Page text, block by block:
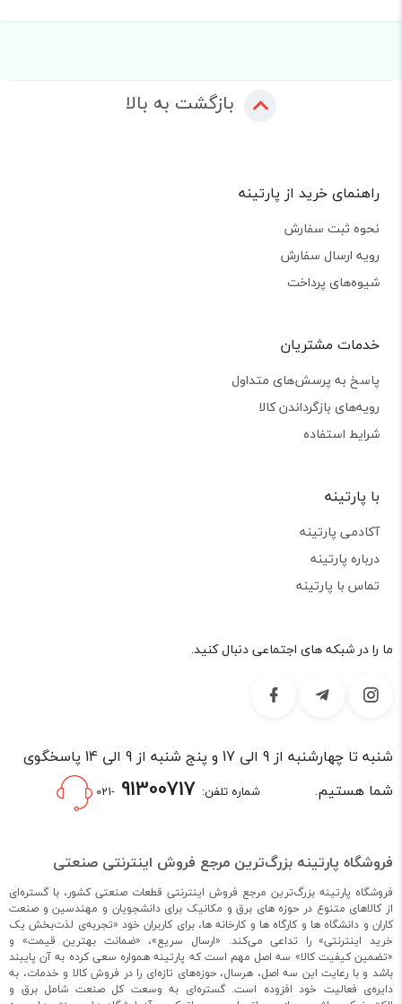
بازگشت به بالا
راهنمای خرید از پارتینه
نحوه ثبت سفارش
رویه ارسال سفارش
شیوه‌های پرداخت
خدمات مشتریان
پاسخ به پرسش‌های متداول
رویه‌های بازگرداندن کالا
شرایط استفاده
با پارتینه
آکادمی پارتینه
درباره پارتینه
تماس با پارتینه
ما را در شبکه های اجتماعی دنبال کنید.
شنبه تا چهارشنبه از 9 الی 17 و پنج شنبه از 9 الی 14 پاسخگوی
شما هستیم.
شماره تلفن: -021
فروشگاه پارتینه بزرگ‌ترین مرجع فروش اینترنتی صنعتی
فروشگاه پارتینه بزرگ‌ترین مرجع فروش اینترنتی قطعات صنعتی کشور، با گستره‌ای
از کالاهای متنوع در حوزه های برق و مکانیک برای دانشجویان و مهندسین و صنعت
کاران و دانشگاه ها و کارگاه ها و کارخانه ها، برای کاربران خود «تجربه‌ی لذت‌بخش یک
خرید اینترنتی» را تداعی می‌کند. «ارسال سریع»، «ضمانت بهترین قیمت» و
«تضمین کیفیت کالا» سه اصل مهم است که پارتینه همواره سعی کرده به آن پایبند
باشد و با رعایت این سه اصل، هرسال، حوزه‌های تازه‌ای را در فروش کالا و خدمات، به
دایره‌ی فعالیت خود افزوده است. گستره‌ای به وسعت کل صنعت شامل برق و